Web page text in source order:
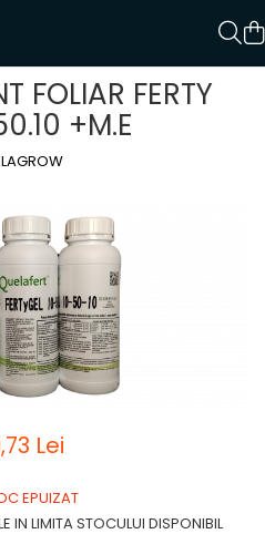
FOLIAR FERTY
+M.E
Lei
EPUIZAT
IN LIMITA STOCULUI DISPONIBIL